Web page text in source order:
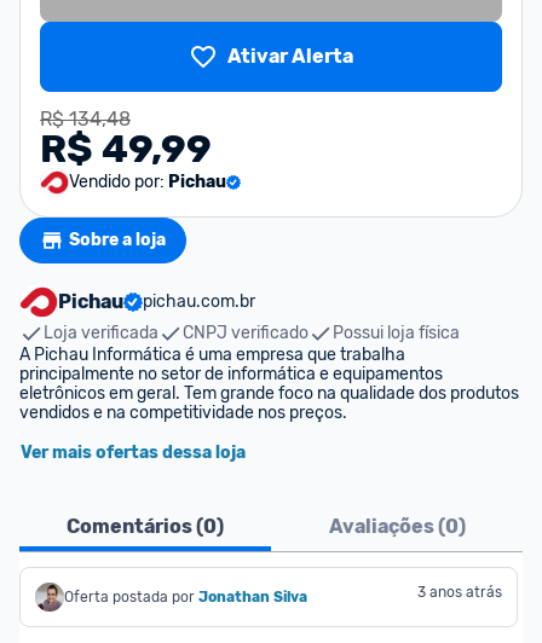
Ativar Alerta
R$ 134,48
R$ 49,99
Vendido por: Pichau
Sobre a loja
Pichau
pichau.com.br
Loja verificada
CNPJ verificado
Possui loja física
A Pichau Informática é uma empresa que trabalha
principalmente no setor de informática e equipamentos
eletrônicos em geral. Tem grande foco na qualidade dos produtos
vendidos e na competitividade nos preços.
Ver mais ofertas dessa loja
Comentários (0) Avaliações (0)
Oferta postada por Jonathan Silva 3 anos atrás